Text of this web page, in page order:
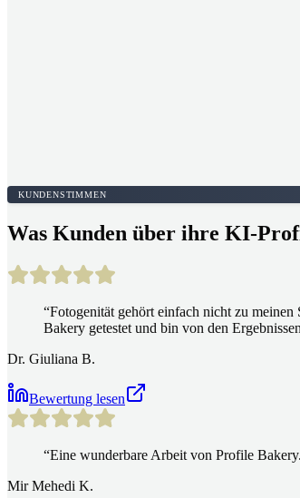
KUNDENSTIMMEN
Was Kunden über ihre KI-
“Fotogenität gehört einfach nicht zu
Bakery getestet und bin von den
Dr. Giuliana B.
Bewertung lesen
“Eine wunderbare Arbeit von Profile
Mir Mehedi K.